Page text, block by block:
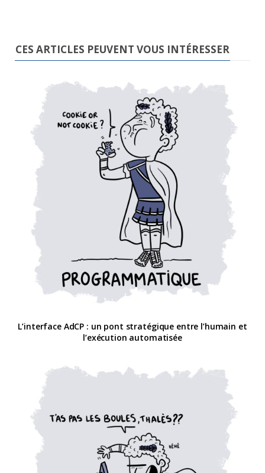
CES ARTICLES PEUVENT VOUS INTÉRESSER
L’interface AdCP : un pont stratégique entre l’humain et
l’exécution automatisée